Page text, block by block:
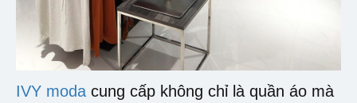
IVY moda cung cấp không chỉ là quần áo mà